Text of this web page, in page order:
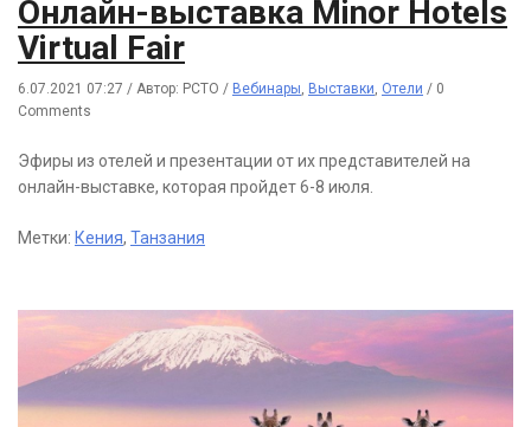
Онлайн-выставка Minor Hotels
Virtual Fair
6.07.2021 07:27 / Автор: РСТО / Вебинары, Выставки, Отели / 0
Comments
Эфиры из отелей и презентации от их представителей на
онлайн-выставке, которая пройдет 6-8 июля.
Метки: Кения, Танзания